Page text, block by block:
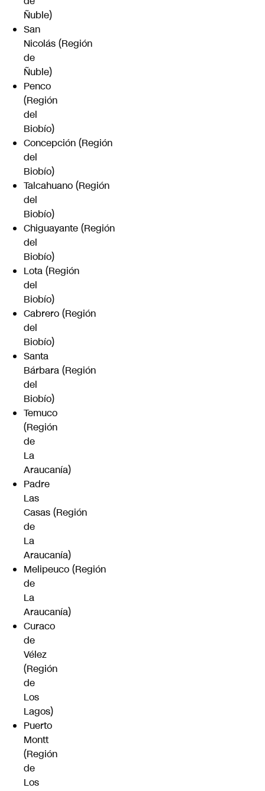
Ñuble)
San
Nicolás (Región
de
Ñuble)
Penco
(Región
del
Biobío)
Concepción (Región
del
Biobío)
Talcahuano (Región
del
Biobío)
Chiguayante (Región
del
Biobío)
Lota (Región
del
Biobío)
Cabrero (Región
del
Biobío)
Santa
Bárbara (Región
del
Biobío)
Temuco
(Región
de
La
Araucanía)
Padre
Las
Casas (Región
de
La
Araucanía)
Melipeuco (Región
de
La
Araucanía)
Curaco
de
Vélez
(Región
de
Los
Lagos)
Puerto
Montt
(Región
de
Los